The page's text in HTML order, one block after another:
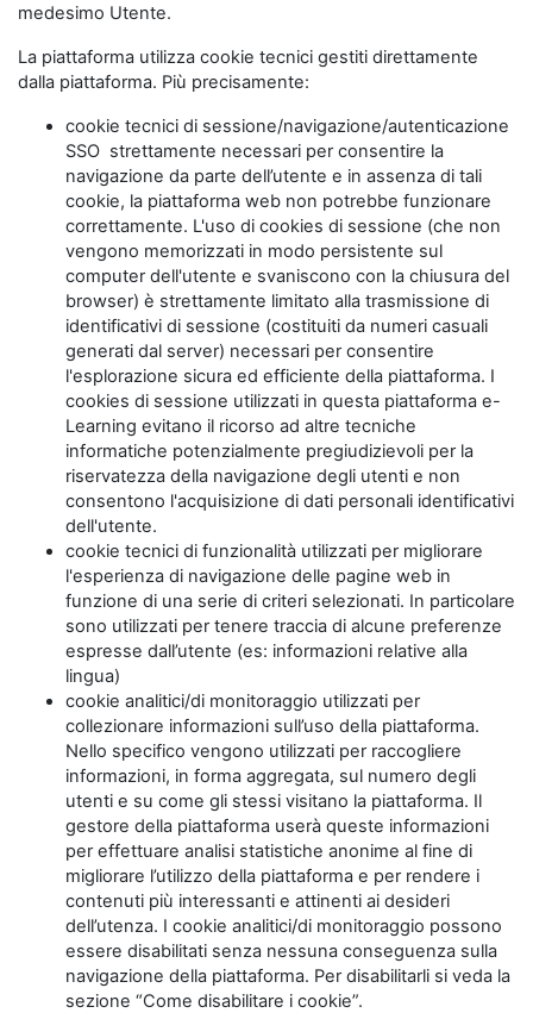
medesimo Utente.
La piattaforma utilizza cookie tecnici gestiti direttamente
dalla piattaforma. Più precisamente:
cookie tecnici di sessione/navigazione/autenticazione
SSO strettamente necessari per consentire la
navigazione da parte dell’utente e in assenza di tali
cookie, la piattaforma web non potrebbe funzionare
correttamente. L'uso di cookies di sessione (che non
vengono memorizzati in modo persistente sul
computer dell'utente e svaniscono con la chiusura del
browser) è strettamente limitato alla trasmissione di
identificativi di sessione (costituiti da numeri casuali
generati dal server) necessari per consentire
l'esplorazione sicura ed efficiente della piattaforma. I
cookies di sessione utilizzati in questa piattaforma e-
Learning evitano il ricorso ad altre tecniche
informatiche potenzialmente pregiudizievoli per la
riservatezza della navigazione degli utenti e non
consentono l'acquisizione di dati personali identificativi
dell'utente.
cookie tecnici di funzionalità utilizzati per migliorare
l'esperienza di navigazione delle pagine web in
funzione di una serie di criteri selezionati. In particolare
sono utilizzati per tenere traccia di alcune preferenze
espresse dall’utente (es: informazioni relative alla
lingua)
cookie analitici/di monitoraggio utilizzati per
collezionare informazioni sull’uso della piattaforma.
Nello specifico vengono utilizzati per raccogliere
informazioni, in forma aggregata, sul numero degli
utenti e su come gli stessi visitano la piattaforma. Il
gestore della piattaforma userà queste informazioni
per effettuare analisi statistiche anonime al fine di
migliorare l’utilizzo della piattaforma e per rendere i
contenuti più interessanti e attinenti ai desideri
dell’utenza. I cookie analitici/di monitoraggio possono
essere disabilitati senza nessuna conseguenza sulla
navigazione della piattaforma. Per disabilitarli si veda la
sezione “Come disabilitare i cookie”.